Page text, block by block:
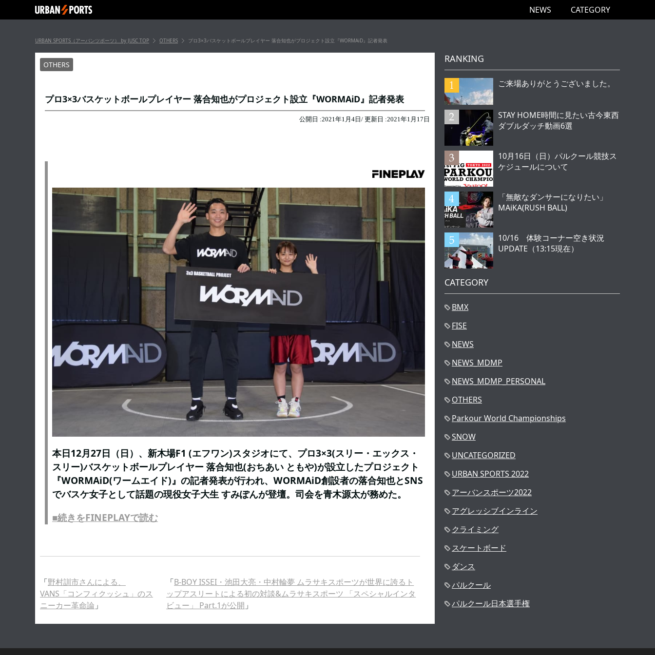
NEWS CATEGORY
URBAN SPORTS（アーバンツポーツ） by JUSC TOP OTHERS プロ3×3バスケットボールプレイヤー 落合知也がプロジェクト設立『WORMAiD』記者発表
OTHERS
プロ3×3バスケットボールプレイヤー 落合知也がプロジェクト設立『WORMAiD』記者発表
公開日 :2021年1月4日 / 更新日 :2021年1月17日
本日12月27日（日）、新木場F1 (エフワン)スタジオにて、プロ3×3(スリー・エックス・
スリー)バスケットボールプレイヤー 落合知也(おちあい ともや)が設立したプロジェクト
『WORMAiD(ワームエイド)』の記者発表が行われ、WORMAiD創設者の落合知也とSNS
でバスケ女子として話題の現役女子大生 すみぽんが登壇。司会を青木源太が務めた。
■続きをFINEPLAYで読む
「野村訓市さんによる、
VANS「コンフィクッシュ」のス
ニーカー革命論 」
「B-BOY ISSEI・池田大亮・中村輪夢 ムラサキスポーツが世界に誇るト
ップアスリートによる初の対談&ムラサキスポーツ 「スペシャルインタ
ビュー」 Part.1が公開 」
RANKING
ご来場ありがとうございました。
STAY HOME時間に見たい古今東西
ダブルダッチ動画6選
10月16日（日）パルクール競技ス
ケジュールについて
「無敵なダンサーになりたい」
MAiKA(RUSH BALL)
10/16 体験コーナー空き状況
UPDATE（13:15現在）
CATEGORY
BMX
FISE
NEWS
NEWS_MDMP
NEWS_MDMP_PERSONAL
OTHERS
Parkour World Championships
SNOW
UNCATEGORIZED
URBAN SPORTS 2022
アーバンスポーツ2022
アグレッシブインライン
クライミング
スケートボード
ダンス
パルクール
パルクール日本選手権